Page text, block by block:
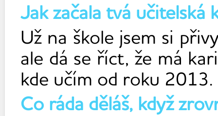
Jak začala tvá
Už na škole jsem si
ale dá se říct, že má
kde učím od roku
Co ráda děláš, když